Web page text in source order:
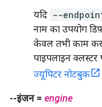
यदि --
नाम का उपयोग
केवल तभी काम
पाइपलाइन क्लस्टर
ज्यूपिटर नोटबुक
--इंजन = engine